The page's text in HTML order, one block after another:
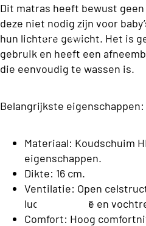
s
s
C
l
s
C
o
ll
e
c
s
o
o
n
b
d
d
e
n
Boxsprings
E
e
Dit matras heeft bewust
deze niet nodig zijn voor
hun lichtere gewicht. Het is
gebruik en heeft een
die eenvoudig te wassen is.
Belangrijkste eigenschappen:
Materiaal: Koudschuim
eigenschappen.
Dikte: 16 cm.
Ventilatie: Open
luchtcirculatie en
Comfort: Hoog